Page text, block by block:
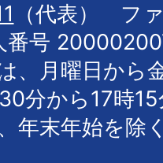
（代表） フ
番号
、月曜日から
分から17時
年末年始を除